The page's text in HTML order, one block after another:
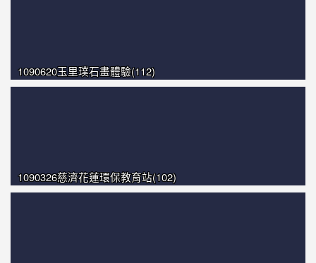
1090620玉里璞石畫體驗(112)
1090326慈濟花蓮環保教育站(102)